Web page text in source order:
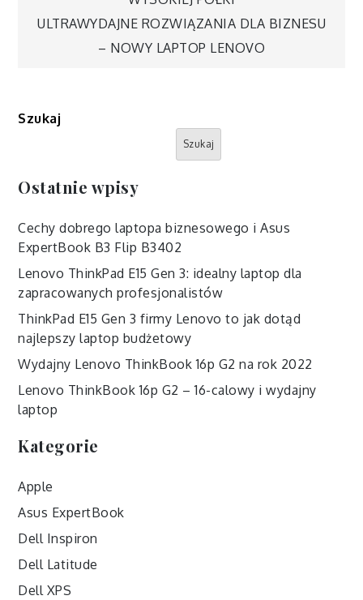
wpisu
ULTRAWYDAJNE ROZWIĄZANIA DLA BIZNESU
– NOWY LAPTOP LENOVO
Szukaj
Szukaj
Ostatnie wpisy
Cechy dobrego laptopa biznesowego i Asus
ExpertBook B3 Flip B3402
Lenovo ThinkPad E15 Gen 3: idealny laptop dla
zapracowanych profesjonalistów
ThinkPad E15 Gen 3 firmy Lenovo to jak dotąd
najlepszy laptop budżetowy
Wydajny Lenovo ThinkBook 16p G2 na rok 2022
Lenovo ThinkBook 16p G2 – 16-calowy i wydajny
laptop
Kategorie
Apple
Asus ExpertBook
Dell Inspiron
Dell Latitude
Dell XPS